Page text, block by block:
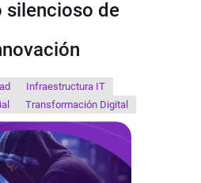
silencioso de
Infraestructura IT
Transformación Digital